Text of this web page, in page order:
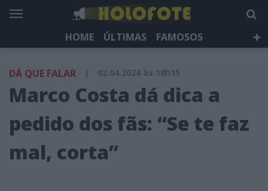
HOME ÚLTIMAS
FAMOSOS
HOLOFOTE TV
NEWSLETTER
DÁ QUE FALAR | 02.04.2024 às 18h15
Marco Costa dá dica a
pedido dos fãs: “Se te faz
mal, corta”